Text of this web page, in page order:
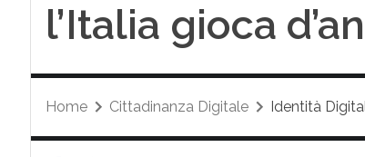
l’Italia gioca
Home Cittadinanza Digitale Identità